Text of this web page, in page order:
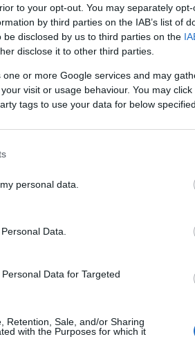
to your opt-out. You may separately
by third parties on the IAB’s list of
disclosed by us to third parties on the
disclose it to other third parties.
or more Google services and may
visit or usage behaviour. You may
tags to use your data for below
personal data.
Data.
Data for Targeted
Retention, Sale, and/or Sharing
with the Purposes for which it
a városra
az ablakból
vagy nézegesse a
majd, legyen az
anyagom, a készülő
majd segítséget is
is írok, így most a sors
nap a városbant, mert
az ÁMOM-on (Ádám Ma
egymásnak. Most jött el
(
25